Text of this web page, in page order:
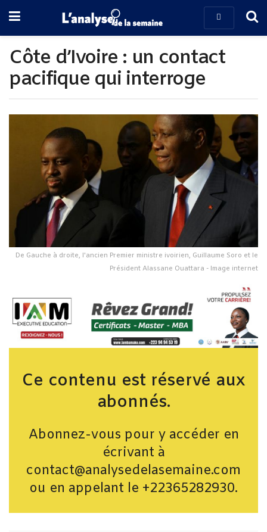
Côte d’Ivoire : un contact
pacifique qui interroge
De Gauche à droite, l'ancien Premier ministre ivoirien, Guillaume Soro et le
Président Alassane Ouattara - Image internet
Ce contenu est réservé aux
abonnés.
Abonnez-vous pour y accéder en
écrivant à
contact@analysedelasemaine.com
ou en appelant le +22365282930.